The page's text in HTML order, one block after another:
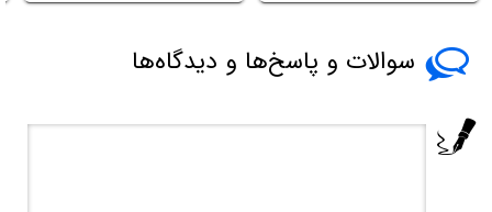
سوالات و پاسخ‌ها و دیدگاه‌ها